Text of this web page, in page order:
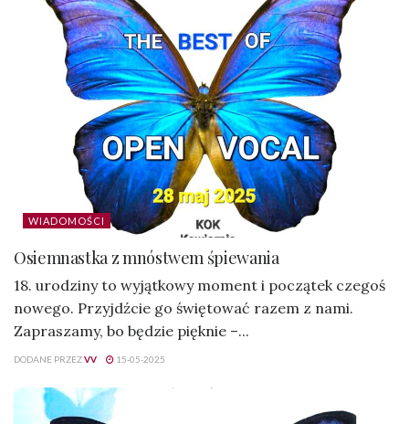
WIADOMOŚCI
Osiemnastka z mnóstwem śpiewania
18. urodziny to wyjątkowy moment i początek czegoś
nowego. Przyjdźcie go świętować razem z nami.
Zapraszamy, bo będzie pięknie –...
DODANE PRZEZVV 15-05-2025